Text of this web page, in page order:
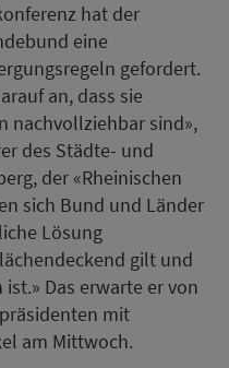
hat der
eine
gefordert.
an, dass sie
nachvollziehbar sind»,
des Städte- und
der «Rheinischen
sich Bund und Länder
Lösung
gilt und
Das erwarte er von
mit
am Mittwoch.